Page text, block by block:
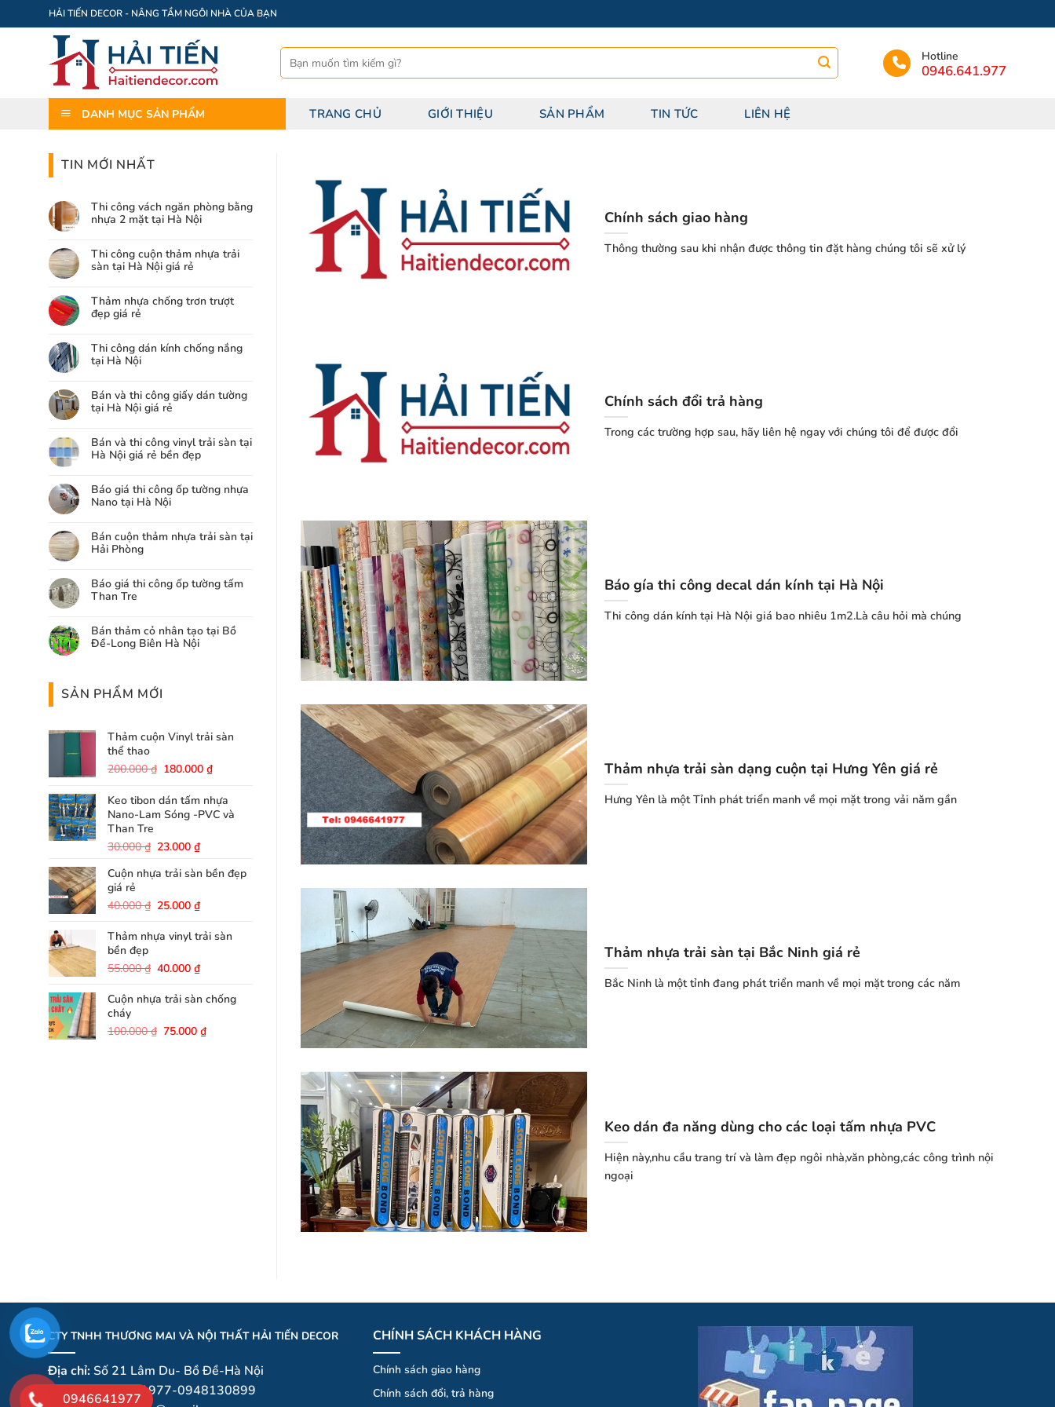
qua
HẢI TIẾN DECOR - NÂNG TẦM NGÔI NHÀ CỦA BẠN
Tìm
kiếm:
Hotline
0946.641.977
DANH MỤC SẢN PHẨM TRANG CHỦ GIỚI THIỆU SẢN PHẨM TIN TỨC LIÊN HỆ
TIN MỚI NHẤT
Thi công vách ngăn phòng bằng
nhựa 2 mặt tại Hà Nội
Thi công cuộn thảm nhựa trải
sàn tại Hà Nội giá rẻ
Thảm nhựa chống trơn trượt
đẹp giá rẻ
Thi công dán kính chống nắng
tại Hà Nội
Bán và thi công giấy dán tường
tại Hà Nội giá rẻ
Bán và thi công vinyl trải sàn tại
Hà Nội giá rẻ bền đẹp
Báo giá thi công ốp tường nhựa
Nano tại Hà Nội
Bán cuộn thảm nhựa trải sàn tại
Hải Phòng
Báo giá thi công ốp tường tấm
Than Tre
Bán thảm cỏ nhân tạo tại Bồ
Đề-Long Biên Hà Nội
SẢN PHẨM MỚI
Thảm cuộn Vinyl trải sàn
thể thao
200.000₫ Giá
là:
200.000 ₫.
180.000₫Giá
tại
là:
Keo tibon dán tấm nhựa
Nano-Lam Sóng -PVC và
Than Tre
30.000₫ Giá
là:
23.000₫Giá
tại
23.000 ₫.
Cuộn nhựa trải sàn bền đẹp
giá rẻ
40.000₫ Giá
là:
40.000 ₫.
25.000₫Giá
tại
25.000 ₫.
Thảm nhựa vinyl trải sàn
bền đẹp
55.000₫ Giá
là:
40.000₫Giá
tại
40.000 ₫.
Cuộn nhựa trải sàn chống
cháy
100.000₫ Giá
75.000₫Giá
Chính sách giao hàng
Thông thường sau khi nhận được thông tin đặt hàng chúng tôi sẽ xử lý
Chính sách đổi trả hàng
Trong các trường hợp sau, hãy liên hệ ngay với chúng tôi để được đổi
Báo gía thi công decal dán kính tại Hà Nội
Thi công dán kính tại Hà Nội giá bao nhiêu 1m2.Là câu hỏi mà chúng
Thảm nhựa trải sàn dạng cuộn tại Hưng Yên giá rẻ
Hưng Yên là một Tỉnh phát triển manh về mọi mặt trong vải năm gần
Thảm nhựa trải sàn tại Bắc Ninh giá rẻ
Bắc Ninh là một tỉnh đang phát triển manh về mọi mặt trong các năm
Keo dán đa năng dùng cho các loại tấm nhựa PVC
Hiện này,nhu cầu trang trí và làm đẹp ngôi nhà,văn phòng,các công trình nội
ngoại
CTY TNHH THƯƠNG MAI VÀ NỘI THẤT HẢI TIẾN DECOR
Địa chỉ:Số 21 Lâm Du- Bồ Đề-Hà Nội
Hotline:0946641977-0948130899
CHÍNH SÁCH KHÁCH HÀNG
Chính sách giao hàng
Chínhsáchđổi, trả hàng
0946641977